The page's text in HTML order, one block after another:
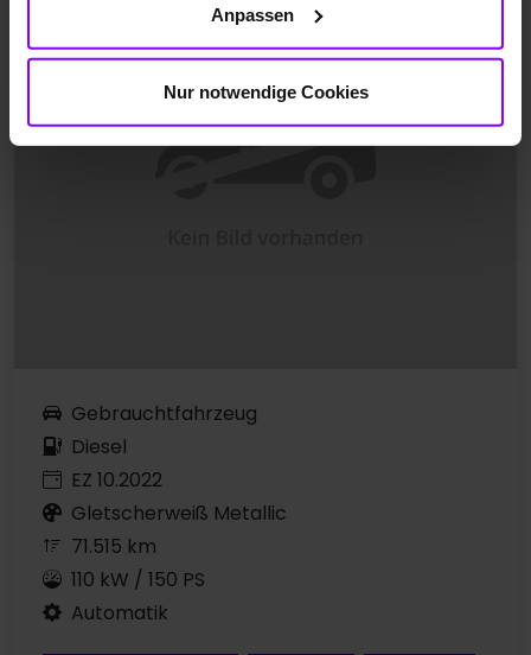
Anpassen
Nur notwendige Cookies
Gebrauchtfahrzeug
Diesel
EZ 10.2022
Gletscherweiß Metallic
71.515 km
110 kW / 150 PS
Automatik